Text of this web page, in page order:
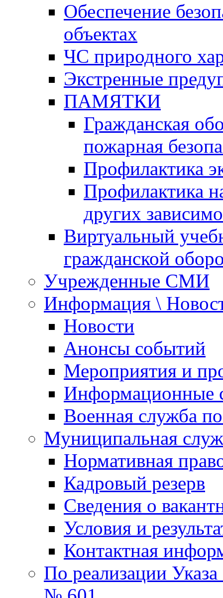
Обеспечение
объектах
ЧС природного
Экстренные
ПАМЯТКИ
Гражданская
пожарная
Профилактика
Профилактика
других
Виртуальный
гражданской
Учрежденные СМИ
Информация \
Новости
Анонсы событий
Мероприятия и
Информационные
Военная служба
Муниципальная
Нормативная
Кадровый резерв
Сведения о
Условия и
Контактная
По реализации